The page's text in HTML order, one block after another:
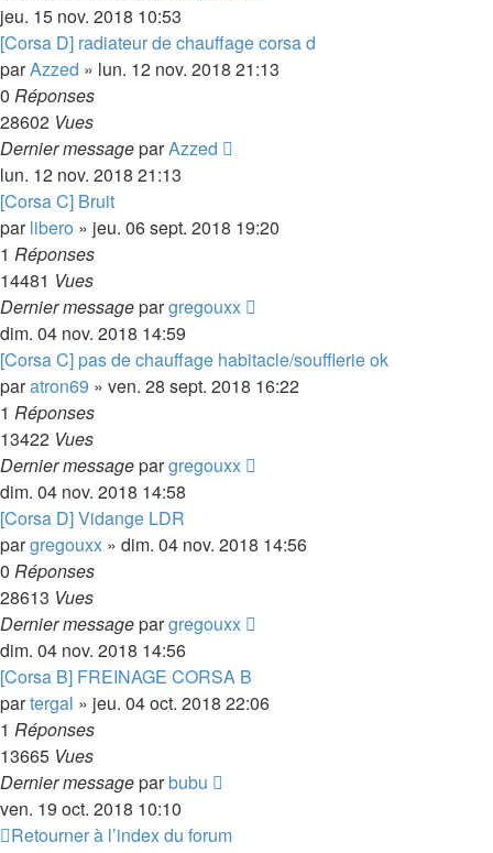
jeu. 15 nov. 2018 10:53
[Corsa D] radiateur de chauffage corsa d
parAzzed » lun. 12 nov. 2018 21:13
0 Réponses
28602 Vues
Dernier messageparAzzed
lun. 12 nov. 2018 21:13
[Corsa C] Bruit
parlibero » jeu. 06 sept. 2018 19:20
1 Réponses
14481 Vues
Dernier messagepargregouxx
dim. 04 nov. 2018 14:59
[Corsa C] pas de chauffage habitacle/soufflerie ok
paratron69 » ven. 28 sept. 2018 16:22
1 Réponses
13422 Vues
Dernier messagepargregouxx
dim. 04 nov. 2018 14:58
[Corsa D] Vidange LDR
pargregouxx » dim. 04 nov. 2018 14:56
0 Réponses
28613 Vues
Dernier messagepargregouxx
dim. 04 nov. 2018 14:56
[Corsa B] FREINAGE CORSA B
partergal » jeu. 04 oct. 2018 22:06
1 Réponses
13665 Vues
Dernier messageparbubu
ven. 19 oct. 2018 10:10
Retourner à l’index du forum